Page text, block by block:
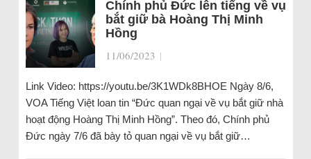
Chính phủ Đức lên tiếng về vụ
bắt giữ bà Hoàng Thị Minh
Hồng
11/06/2023 |
Link Video: https://youtu.be/3K1WDk8BHOE Ngày 8/6,
VOA Tiếng Việt loan tin “Đức quan ngại về vụ bắt giữ nhà
hoạt động Hoàng Thị Minh Hồng”. Theo đó, Chính phủ
Đức ngày 7/6 đã bày tỏ quan ngại về vụ bắt giữ…